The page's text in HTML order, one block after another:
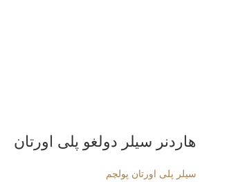
هاردنر سیلر دولغو پلی اورتان
سیلر پلی اورتان پولچم